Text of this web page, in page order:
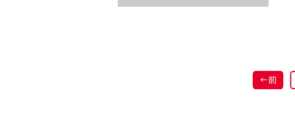
←前